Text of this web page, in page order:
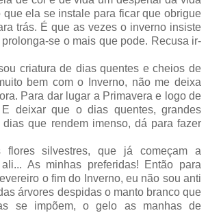
que ela se instale para ficar que obrigue
trás. É que as vezes o inverno insiste
se o mais que pode. Recusa ir-
criatura de dias quentes e cheios de
bem com o Inverno, não me deixa
Para dar lugar a Primavera e logo de
deixar que o dias quentes, grandes
dias que rendem imenso, dá para fazer
silvestres, que já começam a
As minhas preferidas! Então para
o fim do Inverno, eu não sou anti
árvores despidas o manto branco que
se impõem, o gelo as manhas de